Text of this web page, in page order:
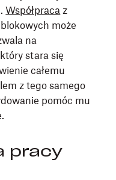
Współpraca z
może
na
stara się
całemu
z tego samego
pomóc mu
pracy